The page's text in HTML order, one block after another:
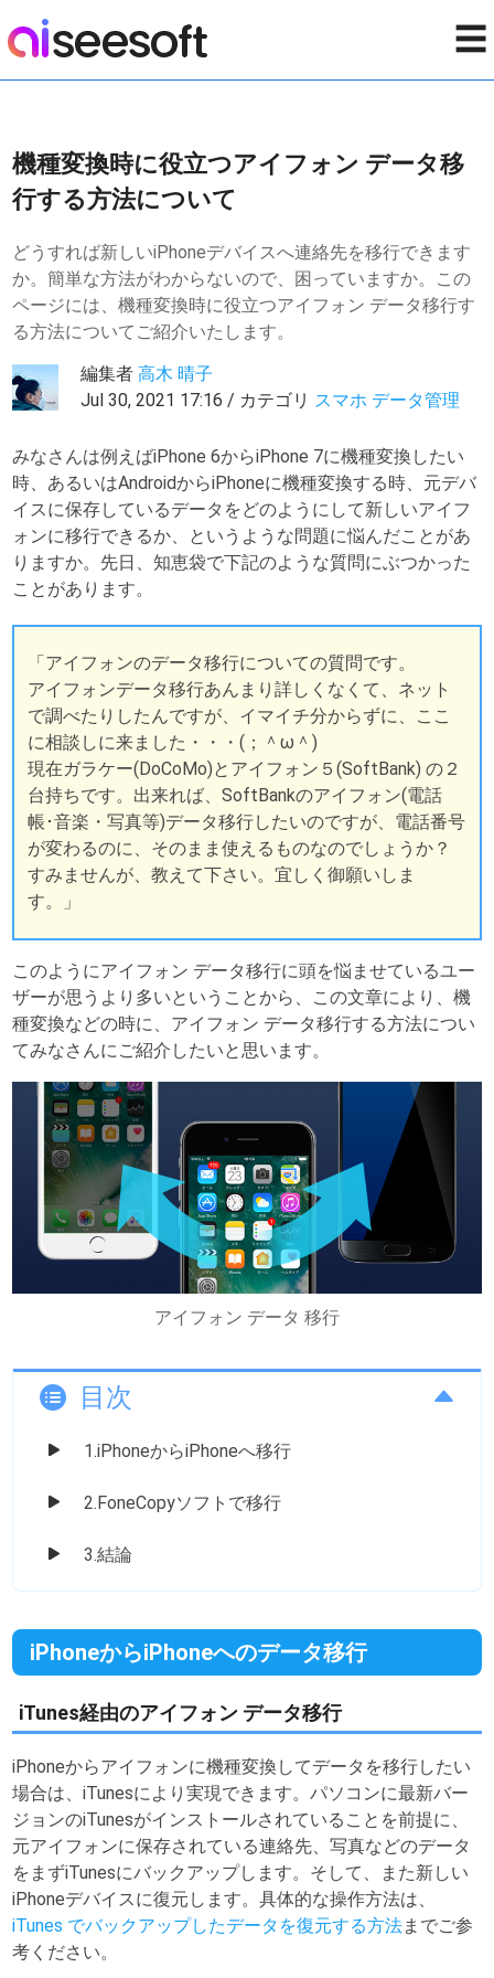
☰
機種変換時に役立つアイフォン データ移
行する方法について
どうすれば新しいiPhoneデバイスへ連絡先を移行できます
か。簡単な方法がわからないので、困っていますか。この
ページには、機種変換時に役立つアイフォン データ移行す
る方法についてご紹介いたします。
編集者高木 晴子
Jul 30, 2021 17:16 / カテゴリ スマホ データ管理
みなさんは例えばiPhone 6からiPhone 7に機種変換したい
時、あるいはAndroidからiPhoneに機種変換する時、元デバ
イスに保存しているデータをどのようにして新しいアイフ
ォンに移行できるか、というような問題に悩んだことがあ
りますか。先日、知恵袋で下記のような質問にぶつかった
ことがあります。
「アイフォンのデータ移行についての質問です。
アイフォンデータ移行あんまり詳しくなくて、ネット
で調べたりしたんですが、イマイチ分からずに、ここ
に相談しに来ました・・・(；＾ω＾)
現在ガラケー(DoCoMo)とアイフォン５(SoftBank) の２
台持ちです。出来れば、SoftBankのアイフォン(電話
帳･音楽・写真等)データ移行したいのですが、電話番号
が変わるのに、そのまま使えるものなのでしょうか？
すみませんが、教えて下さい。宜しく御願いしま
す。」
このようにアイフォン データ移行に頭を悩ませているユー
ザーが思うより多いということから、この文章により、機
種変換などの時に、アイフォン データ移行する方法につい
てみなさんにご紹介したいと思います。
アイフォン データ 移行
目次
1.iPhoneからiPhoneへ移行
2.FoneCopyソフトで移行
3.結論
iPhoneからiPhoneへのデータ移行
iTunes経由のアイフォン データ移行
iPhoneからアイフォンに機種変換してデータを移行したい
場合は、iTunesにより実現できます。パソコンに最新バー
ジョンのiTunesがインストールされていることを前提に、
元アイフォンに保存されている連絡先、写真などのデータ
をまずiTunesにバックアップします。そして、また新しい
iPhoneデバイスに復元します。具体的な操作方法は、
iTunes でバックアップしたデータを復元する方法までご参
考ください。